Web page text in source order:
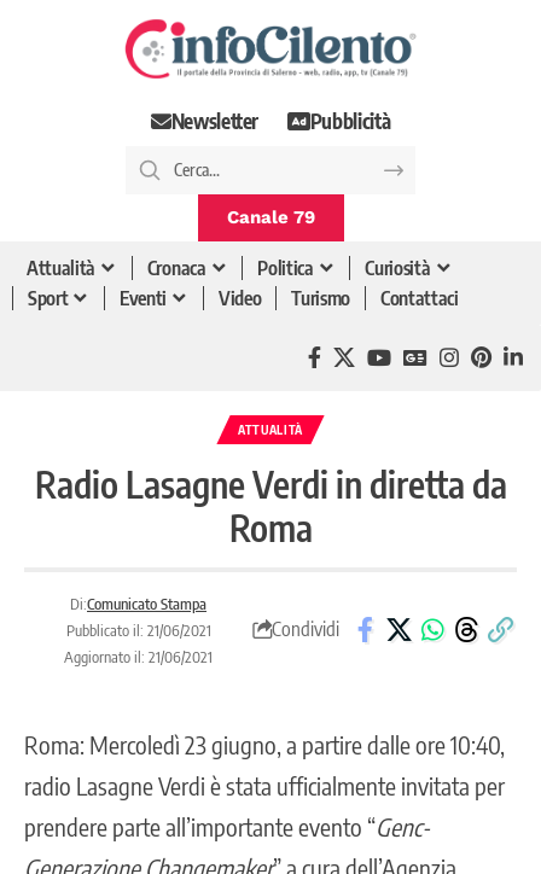
Newsletter Pubblicità
Canale 79
Attualità Cronaca Politica
Curiosità
Sport
Eventi Video Turismo Contattaci
ATTUALITÀ
Radio Lasagne Verdi in diretta da
Roma
Di:Comunicato Stampa
Pubblicato il: 21/06/2021
Aggiornato il: 21/06/2021
Condividi
Roma: Mercoledì 23 giugno, a partire dalle ore 10:40,
radio Lasagne Verdi è stata ufficialmente invitata per
prendere parte all’importante evento “Genc-
Generazione Changemaker” a cura dell’Agenzia